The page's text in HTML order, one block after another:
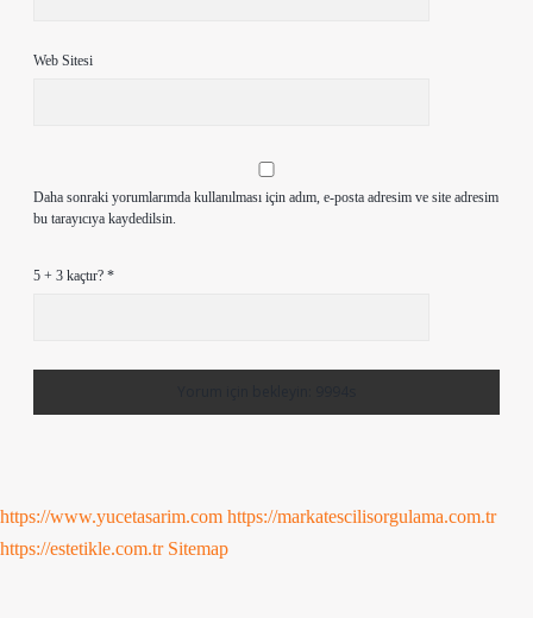
Web Sitesi
Daha sonraki yorumlarımda kullanılması için adım, e-posta adresim ve site adresim
bu tarayıcıya kaydedilsin.
5 + 3 kaçtır? *
https://www.yucetasarim.com https://markatescilisorgulama.com.tr
https://estetikle.com.tr Sitemap